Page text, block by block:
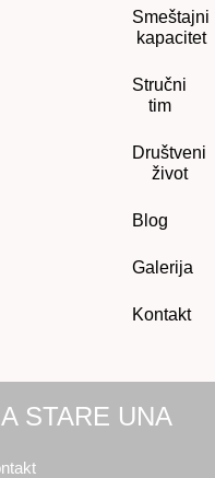
Smeštajni
kapacitet
Stručni
tim
Društveni
život
Blog
Galerija
Kontakt
STARE UNA